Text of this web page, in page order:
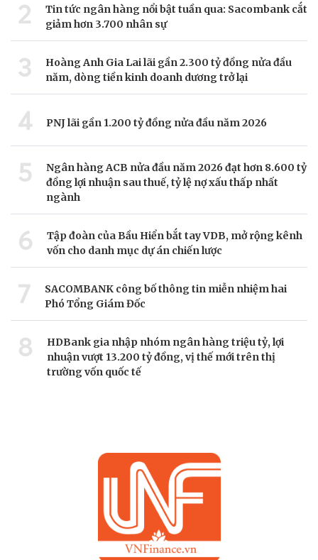
2
Tin tức ngân hàng nổi bật tuần qua: Sacombank cắt
giảm hơn 3.700 nhân sự
3
Hoàng Anh Gia Lai lãi gần 2.300 tỷ đồng nửa đầu
năm, dòng tiền kinh doanh dương trở lại
4 PNJ lãi gần 1.200 tỷ đồng nửa đầu năm 2026
5
Ngân hàng ACB nửa đầu năm 2026 đạt hơn 8.600 tỷ
đồng lợi nhuận sau thuế, tỷ lệ nợ xấu thấp nhất
ngành
6
Tập đoàn của Bầu Hiển bắt tay VDB, mở rộng kênh
vốn cho danh mục dự án chiến lược
7
SACOMBANK công bố thông tin miễn nhiệm hai
Phó Tổng Giám Đốc
8
HDBank gia nhập nhóm ngân hàng triệu tỷ, lợi
nhuận vượt 13.200 tỷ đồng, vị thế mới trên thị
trường vốn quốc tế